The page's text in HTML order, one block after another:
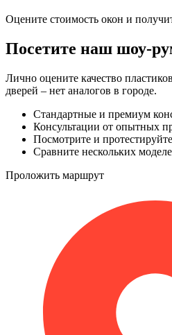
Оцените стоимость окон и
Посетите наш шоу-
Лично оцените качество
дверей – нет аналогов в городе.
Стандартные и премиум
Консультации от опытных
Посмотрите и
Сравните нескольких
Проложить маршрут